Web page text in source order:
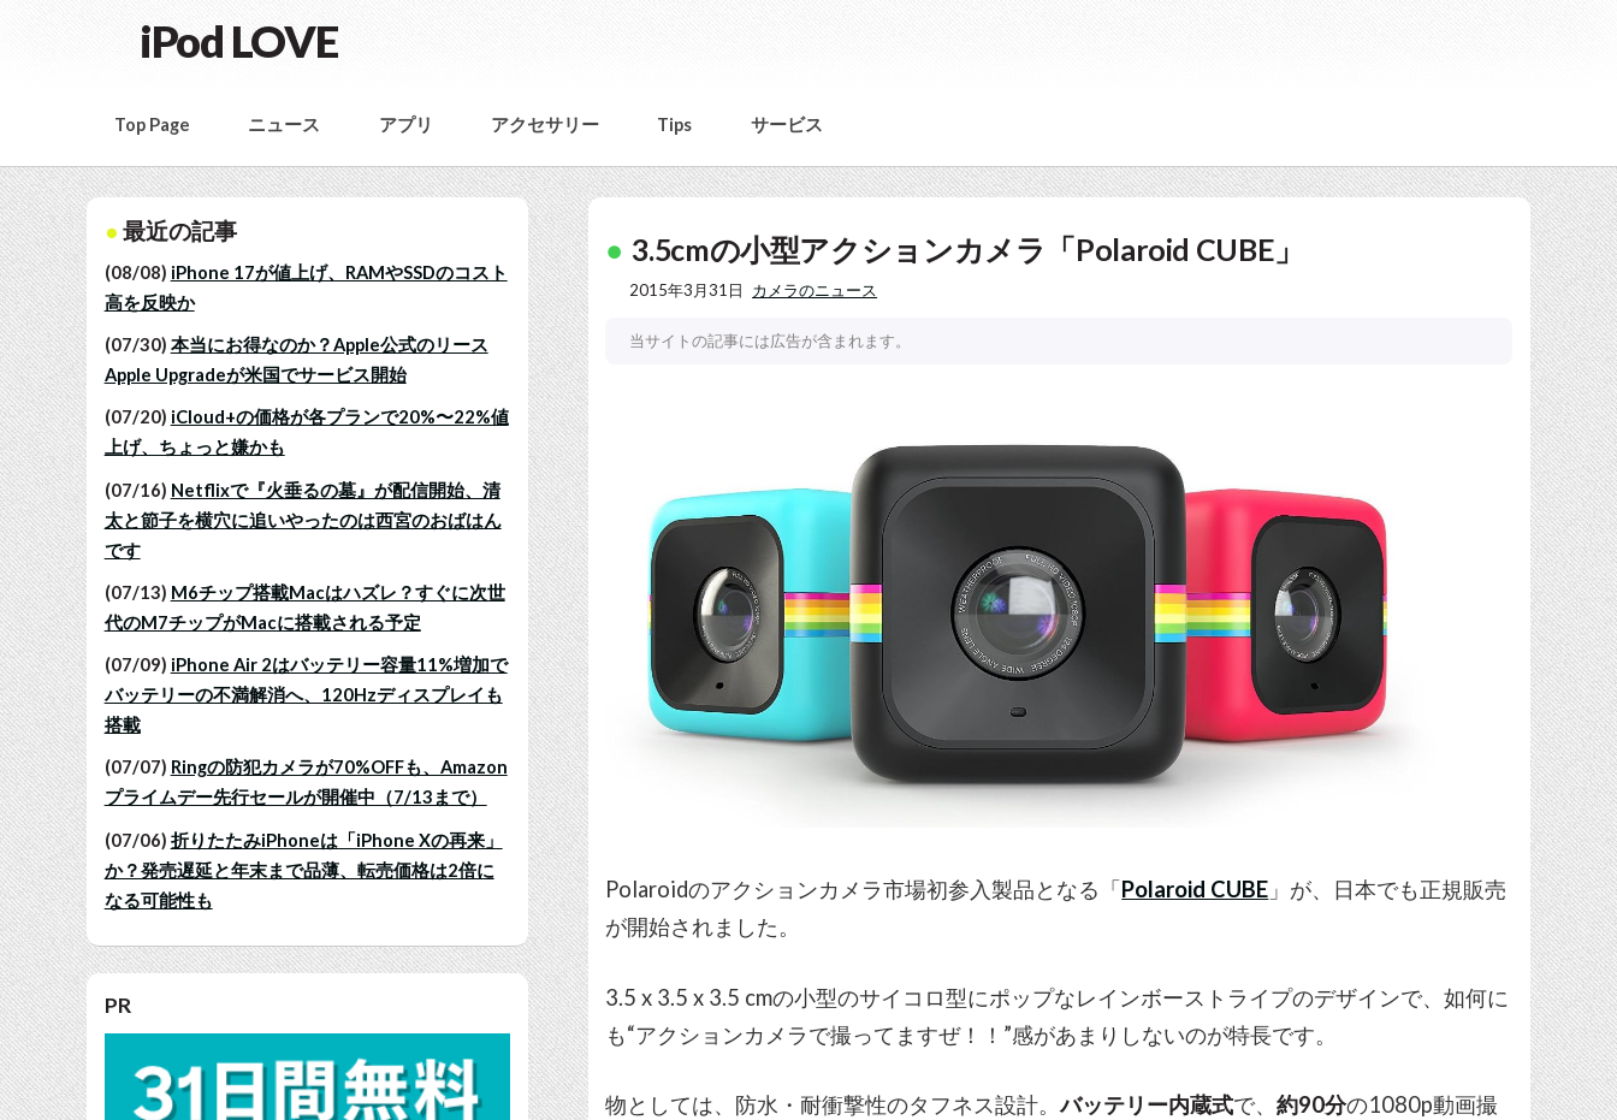
iPod LOVE
Top Page ニュース アプリ アクセサリー Tips サービス
最近の記事
(08/08) iPhone 17が値上げ、RAMやSSDのコスト
高を反映か
(07/30) 本当にお得なのか？Apple公式のリース
Apple Upgradeが米国でサービス開始
(07/20) iCloud+の価格が各プランで20%〜22%値
上げ、ちょっと嫌かも
(07/16) Netflixで『火垂るの墓』が配信開始、清
太と節子を横穴に追いやったのは西宮のおばはん
です
(07/13) M6チップ搭載Macはハズレ？すぐに次世
代のM7チップがMacに搭載される予定
(07/09) iPhone Air 2はバッテリー容量11%増加で
バッテリーの不満解消へ、120Hzディスプレイも
搭載
(07/07) Ringの防犯カメラが70%OFFも、Amazon
プライムデー先行セールが開催中（7/13まで）
(07/06) 折りたたみiPhoneは「iPhone Xの再来」
か？発売遅延と年末まで品薄、転売価格は2倍に
なる可能性も
PR
3.5cmの小型アクションカメラ「Polaroid CUBE」
2015年3月31日 カメラのニュース
当サイトの記事には広告が含まれます。
Polaroidのアクションカメラ市場初参入製品となる「Polaroid CUBE 」が、日本でも正規販売
が開始されました。
3.5 x 3.5 x 3.5 cmの小型のサイコロ型にポップなレインボーストライプのデザインで、如何に
も“アクションカメラで撮ってますぜ！！”感があまりしないのが特長です。
物としては、防水・耐衝撃性のタフネス設計。バッテリー内蔵式で、約90分の1080p動画撮